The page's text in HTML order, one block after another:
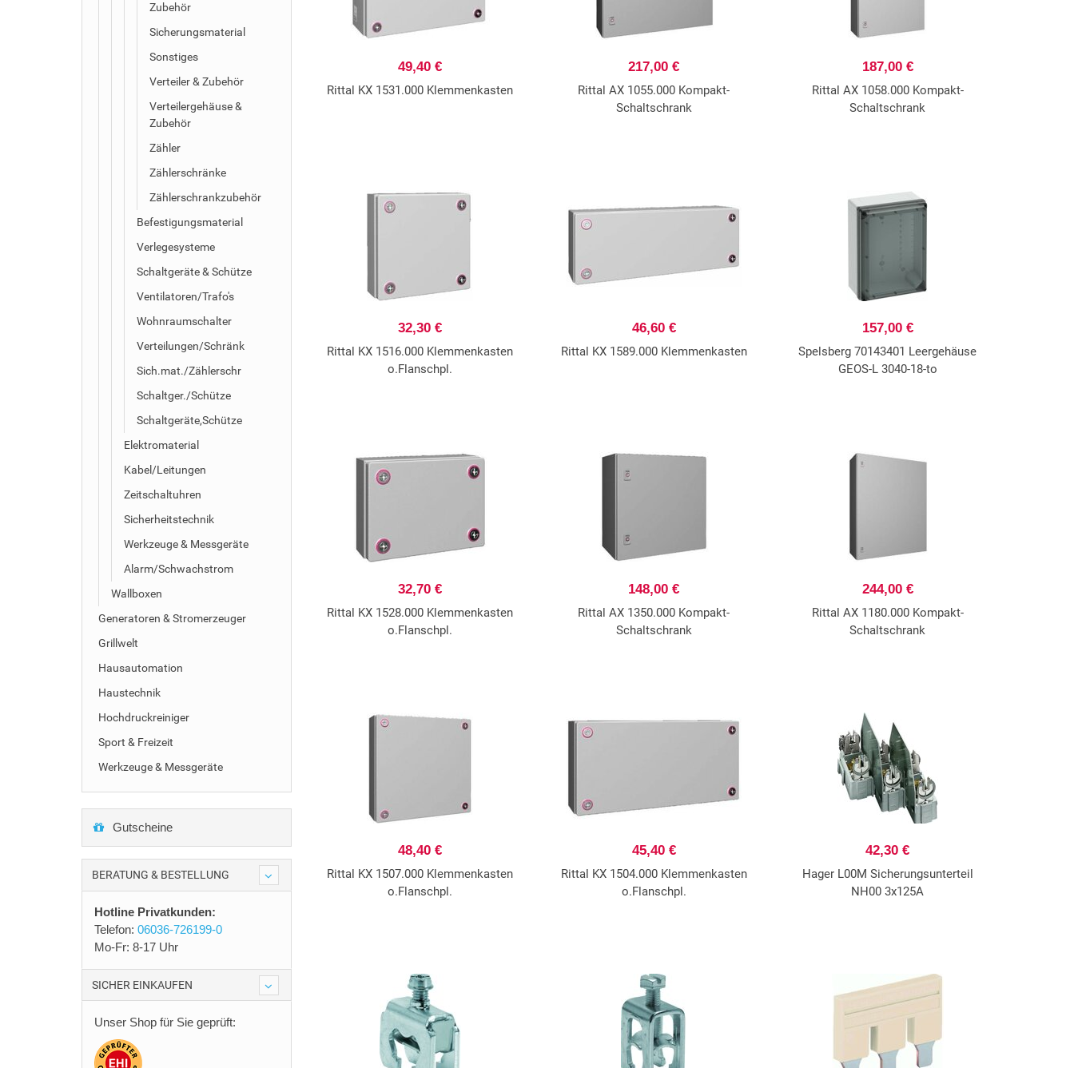
Zubehör
Sicherungsmaterial
Sonstiges
Verteiler & Zubehör
Verteilergehäuse &
Zubehör
Zähler
Zählerschränke
Zählerschrankzubehör
Befestigungsmaterial
Verlegesysteme
Schaltgeräte & Schütze
Ventilatoren/Trafo's
Wohnraumschalter
Verteilungen/Schränk
Sich.mat./Zählerschr
Schaltger./Schütze
Schaltgeräte,Schütze
Elektromaterial
Kabel/Leitungen
Zeitschaltuhren
Sicherheitstechnik
Werkzeuge & Messgeräte
Alarm/Schwachstrom
Wallboxen
Generatoren & Stromerzeuger
Grillwelt
Hausautomation
Haustechnik
Hochdruckreiniger
Sport & Freizeit
Werkzeuge & Messgeräte
Gutscheine
BERATUNG & BESTELLUNG
Hotline Privatkunden:
Telefon: 06036-726199-0
Mo-Fr: 8-17 Uhr
SICHER EINKAUFEN
Unser Shop für Sie geprüft:
49,40 €
Rittal KX 1531.000 Klemmenkasten
217,00 €
Rittal AX 1055.000 Kompakt-
Schaltschrank
187,00 €
Rittal AX 1058.000 Kompakt-
Schaltschrank
32,30 €
Rittal KX 1516.000 Klemmenkasten
o.Flanschpl.
46,60 €
Rittal KX 1589.000 Klemmenkasten
157,00 €
Spelsberg 70143401 Leergehäuse
GEOS-L 3040-18-to
32,70 €
Rittal KX 1528.000 Klemmenkasten
o.Flanschpl.
148,00 €
Rittal AX 1350.000 Kompakt-
Schaltschrank
244,00 €
Rittal AX 1180.000 Kompakt-
Schaltschrank
48,40 €
Rittal KX 1507.000 Klemmenkasten
o.Flanschpl.
45,40 €
Rittal KX 1504.000 Klemmenkasten
o.Flanschpl.
42,30 €
Hager L00M Sicherungsunterteil
NH00 3x125A